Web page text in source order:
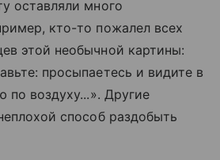
оставляли много
кто-то пожалел всех
этой необычной картины:
просыпаетесь и видите в
по воздуху...». Другие
способ раздобыть